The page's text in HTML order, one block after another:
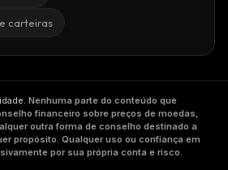
carteiras
. Nenhuma parte do conteúdo que
financeiro sobre preços de moedas,
outra forma de conselho destinado a
propósito. Qualquer uso ou confiança em
por sua própria conta e risco.